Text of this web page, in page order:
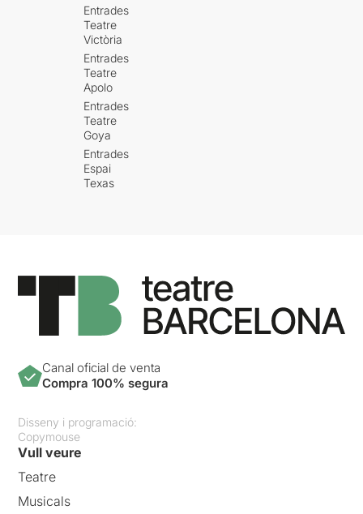
Entrades
Teatre
Victòria
Entrades
Teatre
Apolo
Entrades
Teatre
Goya
Entrades
Espai
Texas
Canal oficial de venta
Compra 100% segura
Disseny i programació:
Copymouse
Vull veure
Teatre
Musicals